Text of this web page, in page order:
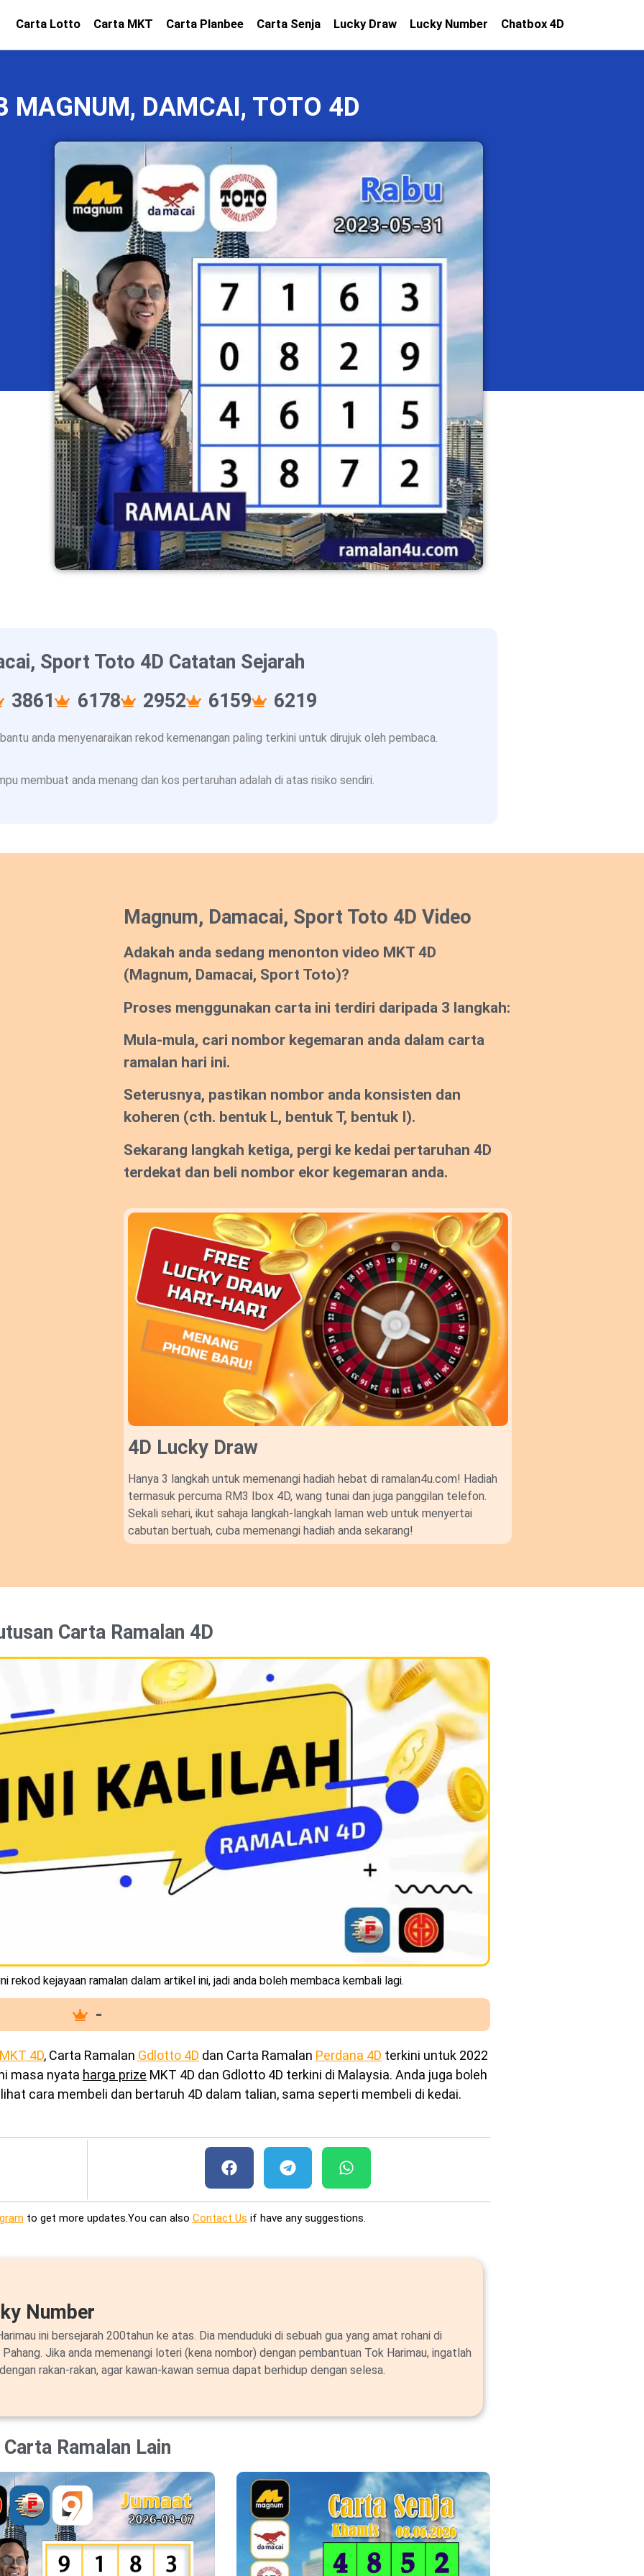
Carta Lotto Carta MKT Carta Planbee Carta Senja Lucky Draw Lucky Number Chatbox 4D
DAMCAI, TOTO 4D
Sport Toto 4D Catatan Sejarah
3861
6178 2952 6159 6219
anda menyenaraikan rekod kemenangan paling terkini untuk dirujuk oleh pembaca.
membuat anda menang dan kos pertaruhan adalah di atas risiko sendiri.
Magnum, Damacai, Sport Toto 4D Video
Adakah anda sedang menonton video MKT 4D
(Magnum, Damacai, Sport Toto)?
Proses menggunakan carta ini terdiri daripada 3 langkah:
Mula-mula, cari nombor kegemaran anda dalam carta
ramalan hari ini.
Seterusnya, pastikan nombor anda konsisten dan
koheren (cth. bentuk L, bentuk T, bentuk I).
Sekarang langkah ketiga, pergi ke kedai pertaruhan 4D
terdekat dan beli nombor ekor kegemaran anda.
4D Lucky Draw​
Hanya 3 langkah untuk memenangi hadiah hebat di ramalan4u.com! Hadiah
termasuk percuma RM3 Ibox 4D, wang tunai dan juga panggilan telefon.
Sekali sehari, ikut sahaja langkah-langkah laman web untuk menyertai
cabutan bertuah, cuba memenangi hadiah anda sekarang!
Carta Ramalan 4D
rekod kejayaan ramalan dalam artikel ini, jadi anda boleh membaca kembali lagi.
-
4D, Carta Ramalan Gdlotto 4D dan Carta Ramalan Perdana 4D terkini untuk 2022
masa nyata harga prize MKT 4D dan Gdlotto 4D terkini di Malaysia. Anda juga boleh
cara membeli dan bertaruh 4D dalam talian, sama seperti membeli di kedai.
to get more updates.You can also Contact Us if have any suggestions.
Number
ini bersejarah 200tahun ke atas. Dia menduduki di sebuah gua yang amat rohani di
Jika anda memenangi loteri (kena nombor) dengan pembantuan Tok Harimau, ingatlah
rakan-rakan, agar kawan-kawan semua dapat berhidup dengan selesa.
Carta Ramalan Lain